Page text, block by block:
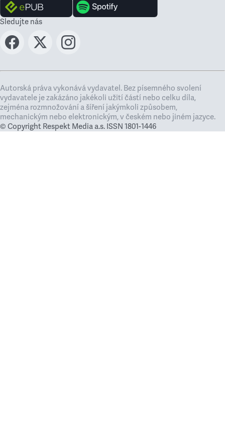
Sledujte nás
Autorská práva vykonává vydavatel. Bez písemného svolení
vydavatele je zakázáno jakékoli užití částí nebo celku díla,
zejména rozmnožování a šíření jakýmkoli způsobem,
mechanickým nebo elektronickým, v českém nebo jiném jazyce.
© Copyright Respekt Media a.s. ISSN 1801-1446